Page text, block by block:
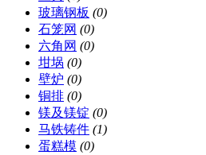
玻璃钢板 (0)
石笼网 (0)
六角网 (0)
坩埚 (0)
壁炉 (0)
铜排 (0)
镁及镁锭 (0)
马铁铸件 (1)
蛋糕模 (0)